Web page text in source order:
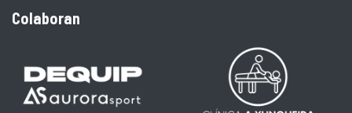
Colaboran